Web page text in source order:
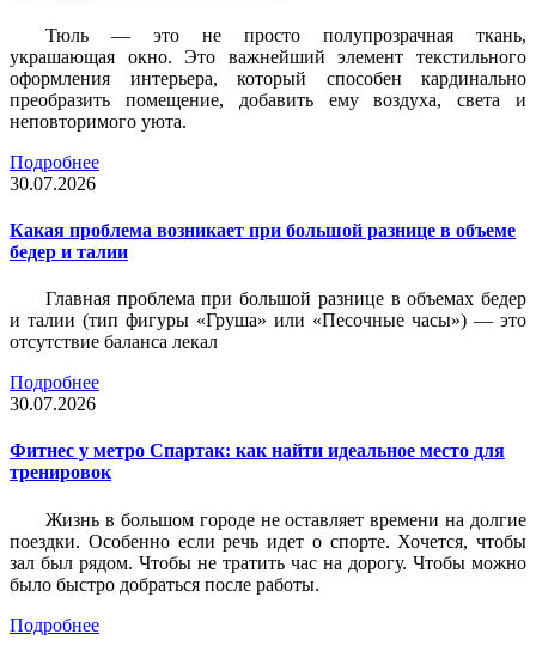
Тюль — это не просто полупрозрачная ткань,
украшающая окно. Это важнейший элемент текстильного
оформления интерьера, который способен кардинально
преобразить помещение, добавить ему воздуха, света и
неповторимого уюта.
Подробнее
30.07.2026
Какая проблема возникает при большой разнице в объеме
бедер и талии
Главная проблема при большой разнице в объемах бедер
и талии (тип фигуры «Груша» или «Песочные часы») — это
отсутствие баланса лекал
Подробнее
30.07.2026
Фитнес у метро Спартак: как найти идеальное место для
тренировок
Жизнь в большом городе не оставляет времени на долгие
поездки. Особенно если речь идет о спорте. Хочется, чтобы
зал был рядом. Чтобы не тратить час на дорогу. Чтобы можно
было быстро добраться после работы.
Подробнее